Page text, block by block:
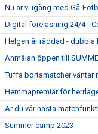
Nu är vi igång med Gå-
Digital föreläsning 24/4 -
Helgen är räddad - dubbla
Anmälan öppen till
Tuffa bortamatcher väntar
Hemmapremiär för
Är du vår nästa
Summer camp 2023